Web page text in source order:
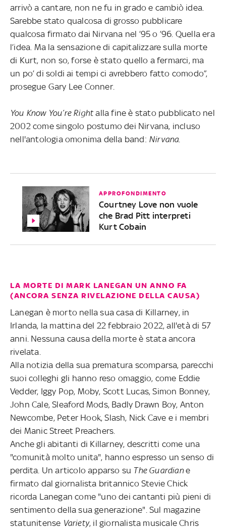
arrivò a cantare, non ne fu in grado e cambiò idea.
Sarebbe stato qualcosa di grosso pubblicare
qualcosa firmato dai Nirvana nel ’95 o ’96. Quella era
l’idea. Ma la sensazione di capitalizzare sulla morte
di Kurt, non so, forse è stato quello a fermarci, ma
un po’ di soldi ai tempi ci avrebbero fatto comodo”,
prosegue Gary Lee Conner.
You Know You’re Rightalla fine è stato pubblicato nel
2002 come singolo postumo dei Nirvana, incluso
nell'antologia omonima della band: Nirvana.
APPROFONDIMENTO
Courtney Love non vuole
che Brad Pitt interpreti
Kurt Cobain
LA MORTE DI MARK LANEGAN UN ANNO FA
(ANCORA SENZA RIVELAZIONE DELLA CAUSA)
Lanegan è morto nella sua casa di Killarney, in
Irlanda, la mattina del 22 febbraio 2022, all'età di 57
anni. Nessuna causa della morte è stata ancora
rivelata.
Alla notizia della sua prematura scomparsa, parecchi
suoi colleghi gli hanno reso omaggio, come Eddie
Vedder, Iggy Pop, Moby, Scott Lucas, Simon Bonney,
John Cale, Sleaford Mods, Badly Drawn Boy, Anton
Newcombe, Peter Hook, Slash, Nick Cave e i membri
dei Manic Street Preachers.
Anche gli abitanti di Killarney, descritti come una
"comunità molto unita", hanno espresso un senso di
perdita. Un articolo apparso su The Guardiane
firmato dal giornalista britannico Stevie Chick
ricorda Lanegan come "uno dei cantanti più pieni di
sentimento della sua generazione". Sul magazine
statunitense Variety, il giornalista musicale Chris